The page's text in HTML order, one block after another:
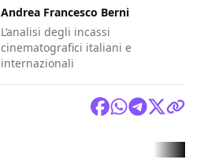
Andrea Francesco Berni
L’analisi degli incassi
cinematografici italiani e
internazionali